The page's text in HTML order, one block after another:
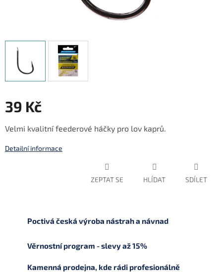
39 Kč
cena:
Velmi kvalitní feederové háčky pro lov kaprů.
Detailní informace
ZEPTAT SE HLÍDAT SDÍLET
Poctivá česká výroba nástrah a návnad
Věrnostní program - slevy až 15%
Kamenná prodejna, kde rádi profesionálně